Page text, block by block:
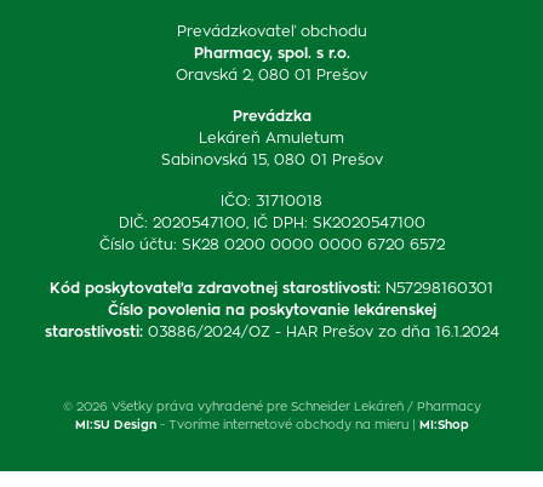
Prevádzkovateľ obchodu
Pharmacy, spol. s r.o.
Oravská 2, 080 01 Prešov
Prevádzka
Lekáreň Amuletum
Sabinovská 15, 080 01 Prešov
IČO: 31710018
DIČ: 2020547100, IČ DPH: SK2020547100
Číslo účtu: SK28 0200 0000 0000 6720 6572
Kód poskytovateľa zdravotnej starostlivosti: N57298160301
Číslo povolenia na poskytovanie lekárenskej
starostlivosti: 03886/2024/OZ - HAR Prešov zo dňa 16.1.2024
© 2026 Všetky práva vyhradené pre Schneider Lekáreň / Pharmacy
MI:SU Design- Tvoríme internetové obchody na mieru | MI:Shop